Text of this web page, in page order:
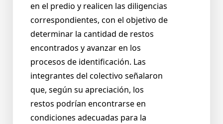
en el predio y realicen las diligencias
correspondientes, con el objetivo de
determinar la cantidad de restos
encontrados y avanzar en los
procesos de identificación. Las
integrantes del colectivo señalaron
que, según su apreciación, los
restos podrían encontrarse en
condiciones adecuadas para la